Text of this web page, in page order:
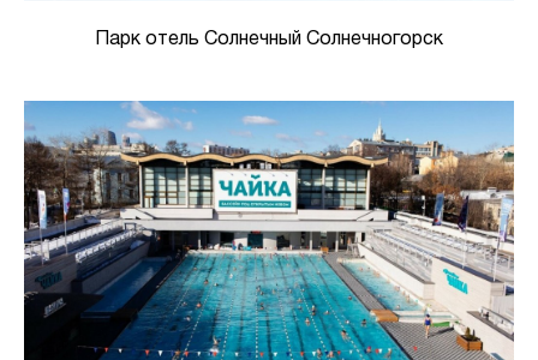
Парк отель Солнечный Солнечногорск